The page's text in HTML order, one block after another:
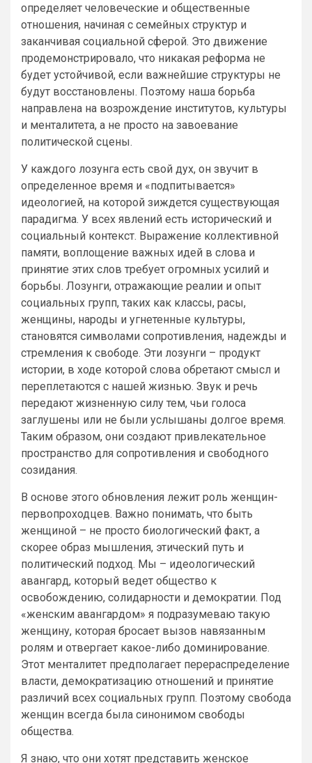
определяет человеческие и общественные
отношения, начиная с семейных структур и
заканчивая социальной сферой. Это движение
продемонстрировало, что никакая реформа не
будет устойчивой, если важнейшие структуры не
будут восстановлены. Поэтому наша борьба
направлена на возрождение институтов, культуры
и менталитета, а не просто на завоевание
политической сцены.
У каждого лозунга есть свой дух, он звучит в
определенное время и «подпитывается»
идеологией, на которой зиждется существующая
парадигма. У всех явлений есть исторический и
социальный контекст. Выражение коллективной
памяти, воплощение важных идей в слова и
принятие этих слов требует огромных усилий и
борьбы. Лозунги, отражающие реалии и опыт
социальных групп, таких как классы, расы,
женщины, народы и угнетенные культуры,
становятся символами сопротивления, надежды и
стремления к свободе. Эти лозунги – продукт
истории, в ходе которой слова обретают смысл и
переплетаются с нашей жизнью. Звук и речь
передают жизненную силу тем, чьи голоса
заглушены или не были услышаны долгое время.
Таким образом, они создают привлекательное
пространство для сопротивления и свободного
созидания.
В основе этого обновления лежит роль женщин-
первопроходцев. Важно понимать, что быть
женщиной – не просто биологический факт, а
скорее образ мышления, этический путь и
политический подход. Мы – идеологический
авангард, который ведет общество к
освобождению, солидарности и демократии. Под
«женским авангардом» я подразумеваю такую
женщину, которая бросает вызов навязанным
ролям и отвергает какое-либо доминирование.
Этот менталитет предполагает перераспределение
власти, демократизацию отношений и принятие
различий всех социальных групп. Поэтому свобода
женщин всегда была синонимом свободы
общества.
Я знаю, что они хотят представить женское